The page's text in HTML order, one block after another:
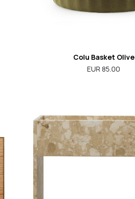
Colu Basket Olive
EUR 85.00